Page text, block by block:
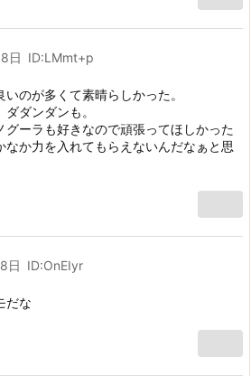
日 ID:LMmt+p
のが多くて素晴らしかった。
ダンダンも。
グーラも好きなので頑張ってほしかった
なか力を入れてもらえないんだなぁと思
日 ID:OnEIyr
だな